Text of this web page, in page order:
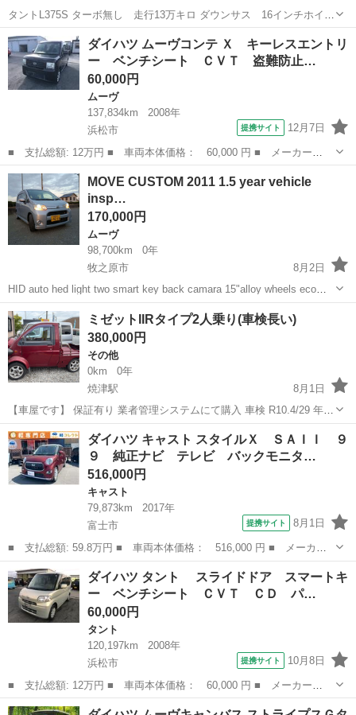
タントL375S ターボ無し 走行13万キロ ダウンサス 16インチホイー
ル ナビ 年式の割には綺麗だと思います。 リアバンパー 艶消し黒
になってます。 助手席ドアガラス上クリア剥がれあります。 現状販売
なので現...
静岡 静岡市 井川駅 タント
ダイハツ ムーヴコンテ Ｘ キーレスエントリ
ー ベンチシート ＣＶＴ 盗難防止…
60,000円
ムーヴ
137,834km
2008年
浜松市
提携サイト 12月7日
■ 支払総額: 12万円 ■ 車両本体価格： 60,000 円 ■ メーカー
名： ダイハツ ■ 車種名： ムーヴコンテ ■ グレード名： Ｘ
キーレスエントリー ベンチシート ＣＶＴ 盗難防止システム Ａ
ＢＳ ＣＤ 衝突安...
静岡 浜松市
MOVE CUSTOM 2011 1.5 year vehicle
insp…
170,000円
ムーヴ
98,700km
0年
牧之原市
8月2日
HID auto hed light two smart key back camara 15"alloy wheels eco
mode TV navigation system push star sha...
静岡 牧之原市 ムーヴ
ミゼットIIRタイプ2人乗り(車検長い)
380,000円
その他
0km
0年
焼津駅
8月1日
【車屋です】 保証有り 業者管理システムにて購入 車検 R10.4/29 年式
H9 走行 142165㌔ M/T CATオートマ AC ...
静岡 焼津市 焼津駅 その他
ダイハツ キャスト スタイルＸ ＳＡＩＩ ９
９ 純正ナビ テレビ バックモニタ…
516,000円
キャスト
79,873km
2017年
富士市
提携サイト 8月1日
■ 支払総額: 59.8万円 ■ 車両本体価格： 516,000 円 ■ メーカー
名： ダイハツ ■ 車種名： キャスト ■ グレード名： スタイル
Ｘ ＳＡＩＩ ９９ 純正ナビ テレビ バックモニター ステアリ
ングスイッチ...
静岡 キャスト
ダイハツ タント スライドドア スマートキ
ー ベンチシート ＣＶＴ ＣＤ パ…
60,000円
タント
120,197km
2008年
浜松市
提携サイト 10月8日
■ 支払総額: 12万円 ■ 車両本体価格： 60,000 円 ■ メーカー
名： ダイハツ ■ 車種名： タント ■ グレード名： スライド
静岡 浜松市 タント